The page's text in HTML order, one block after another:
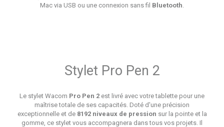
Mac via USB ou une connexion sans fil Bluetooth
Stylet Pro Pen 2
Le stylet Wacom Pro Pen 2 est livré avec votre tablette pour une
maîtrise totale de ses capacités. Doté d'une précision
exceptionnelle et de 8192 niveaux de pression sur la pointe et la
gomme, ce stylet vous accompagnera dans tous vos projets. Il